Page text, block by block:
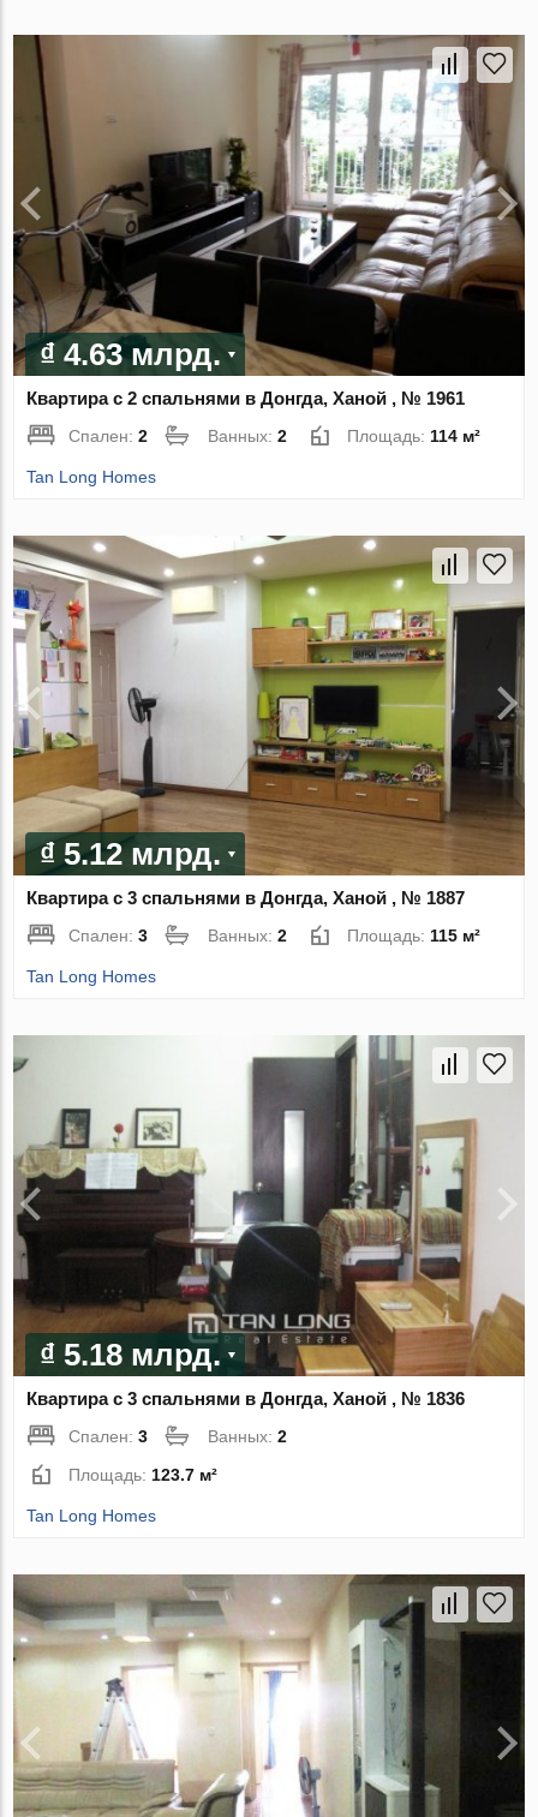
₫ 4.63 млрд.
Квартира с 2 спальнями в Донгда, Ханой , № 1961
Спален:2 Ванных:2 Площадь: 114 м²
Tan Long Homes
₫ 5.12 млрд.
Квартира с 3 спальнями в Донгда, Ханой , № 1887
Спален:3 Ванных:2 Площадь:115 м²
Tan Long Homes
₫ 5.18 млрд.
Квартира с 3 спальнями в Донгда, Ханой , № 1836
Спален:3 Ванных:2
Площадь: 123.7 м²
Tan Long Homes